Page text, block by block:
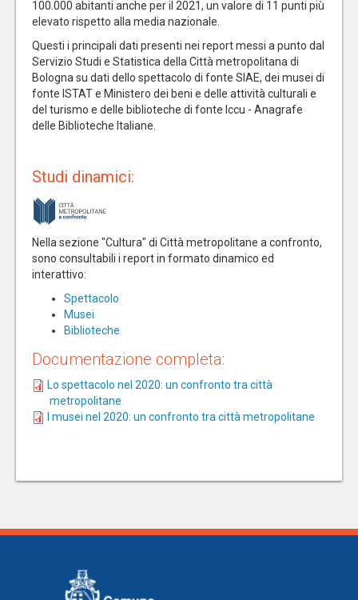
100.000 abitanti anche per il 2021, un valore di 11 punti più
elevato rispetto alla media nazionale.
Questi i principali dati presenti nei report messi a punto dal
Servizio Studi e Statistica della Città metropolitana di
Bologna su dati dello spettacolo di fonte SIAE, dei musei di
fonte ISTAT e Ministero dei beni e delle attività culturali e
del turismo e delle biblioteche di fonte Iccu - Anagrafe
delle Biblioteche Italiane.
Studi dinamici:
Nella sezione "Cultura" di Città metropolitane a confronto,
sono consultabili i report in formato dinamico ed
interattivo:
Spettacolo
Musei
Biblioteche
Documentazione completa:
Lo spettacolo nel 2020: un confronto tra città
metropolitane
I musei nel 2020: un confronto tra città metropolitane